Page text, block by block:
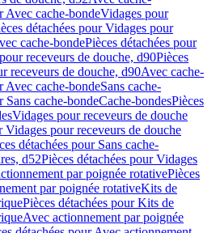
Avec cache-bondeVidages pour
détachées pour Vidages pour
cache-bondePièces détachées pour
receveurs de douche, d90Pièces
receveurs de douche, d90Avec cache-
Avec cache-bondeSans cache-
Sans cache-bondeCache-bondesPièces
Vidages pour receveurs de douche
Vidages pour receveurs de douche
détachées pour Sans cache-
d52Pièces détachées pour Vidages
par poignée rotativePièces
par poignée rotativeKits de
Pièces détachées pour Kits de
Avec actionnement par poignée